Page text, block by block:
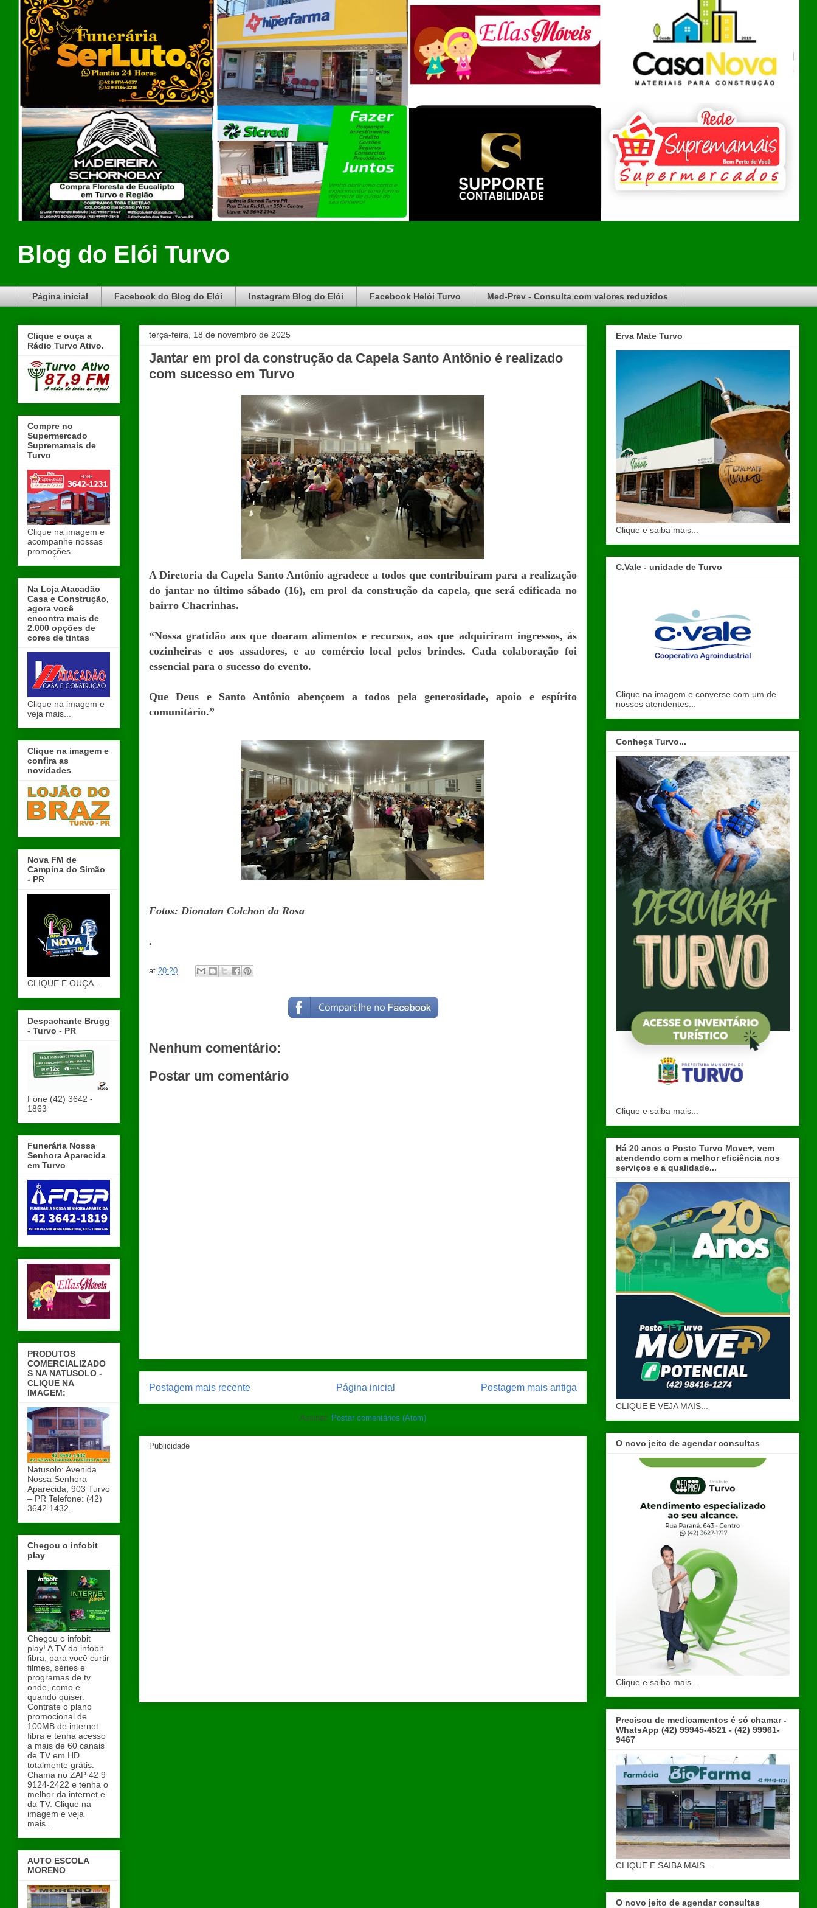
Blog do Elói Turvo
Página inicial Facebook do Blog do Elói Instagram Blog do Elói Facebook Helói Turvo Med-Prev - Consulta com valores reduzidos
terça-feira, 18 de novembro de 2025
Jantar em prol da construção da Capela Santo Antônio é realizado
com sucesso em Turvo
A Diretoria da Capela Santo Antônio agradece a todos que contribuíram para a realização
do jantar no último sábado (16), em prol da construção da capela, que será edificada no
bairro Chacrinhas.
“Nossa gratidão aos que doaram alimentos e recursos, aos que adquiriram ingressos, às
cozinheiras e aos assadores, e ao comércio local pelos brindes. Cada colaboração foi
essencial para o sucesso do evento.
Que Deus e Santo Antônio abençoem a todos pela generosidade, apoio e espírito
comunitário.”
Fotos: Dionatan Colchon da Rosa
.
at 20:20
Nenhum comentário:
Postar um comentário
Postagem mais recente Postagem mais antiga
Página inicial
Assinar: Postar comentários (Atom)
Publicidade
Clique e ouça a
Rádio Turvo Ativo.
Compre no
Supermercado
Supremamais de
Turvo
Clique na imagem e
acompanhe nossas
promoções...
Na Loja Atacadão
Casa e Construção,
agora você
encontra mais de
2.000 opções de
cores de tintas
Clique na imagem e
veja mais...
Clique na imagem e
confira as
novidades
Nova FM de
Campina do Simão
- PR
CLIQUE E OUÇA...
Despachante Brugg
- Turvo - PR
Fone (42) 3642 -
1863
Funerária Nossa
Senhora Aparecida
em Turvo
PRODUTOS
COMERCIALIZADO
S NA NATUSOLO -
CLIQUE NA
IMAGEM:
Natusolo: Avenida
Nossa Senhora
Aparecida, 903 Turvo
– PR Telefone: (42)
3642 1432.
Chegou o infobit
play
Chegou o infobit
play! A TV da infobit
fibra, para você curtir
filmes, séries e
programas de tv
onde, como e
quando quiser.
Contrate o plano
promocional de
100MB de internet
fibra e tenha acesso
a mais de 60 canais
de TV em HD
totalmente grátis.
Chama no ZAP 42 9
9124-2422 e tenha o
melhor da internet e
da TV. Clique na
imagem e veja
mais...
AUTO ESCOLA
MORENO
Erva Mate Turvo
Clique e saiba mais...
C.Vale - unidade de Turvo
Clique na imagem e converse com um de
nossos atendentes...
Conheça Turvo...
Clique e saiba mais...
Há 20 anos o Posto Turvo Move+, vem
atendendo com a melhor eficiência nos
serviços e a qualidade...
CLIQUE E VEJA MAIS...
O novo jeito de agendar consultas
Clique e saiba mais...
Precisou de medicamentos é só chamar -
WhatsApp (42) 99945-4521 - (42) 99961-
9467
CLIQUE E SAIBA MAIS...
O novo jeito de agendar consultas